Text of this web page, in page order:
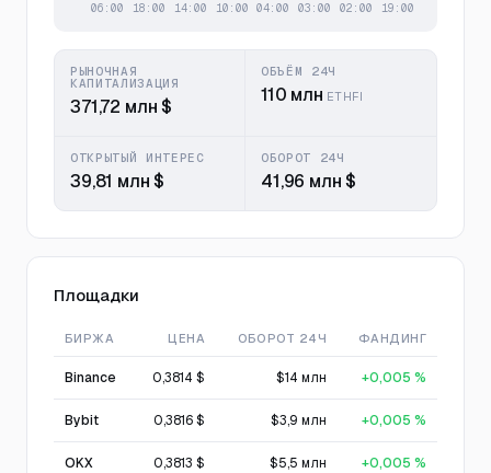
РЫНОЧНАЯ
КАПИТАЛИЗАЦИЯ
371,72 млн $
ОБЪЁМ 24Ч
110 млн ETHFI
ОТКРЫТЫЙ ИНТЕРЕС
39,81 млн $
ОБОРОТ 24Ч
41,96 млн $
Площадки
БИРЖА ЦЕНА ОБОРОТ 24Ч ФАНДИНГ
Binance 0,3814 $ $14 млн +0,005 %
Bybit 0,3816 $ $3,9 млн +0,005 %
OKX 0,3813 $ $5,5 млн +0,005 %